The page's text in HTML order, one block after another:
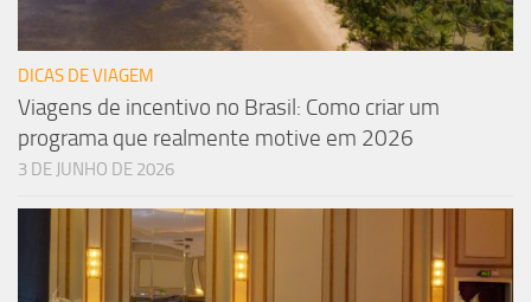
DICAS DE VIAGEM
Viagens de incentivo no Brasil: Como criar um
programa que realmente motive em 2026
3 DE JUNHO DE 2026